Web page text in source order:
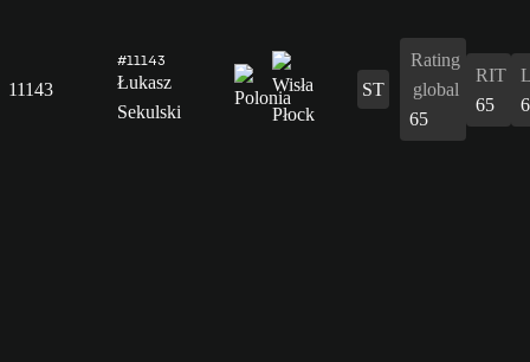
11143
#11143
Łukasz
Sekulski
ST
Rating
global
65
RIT
65